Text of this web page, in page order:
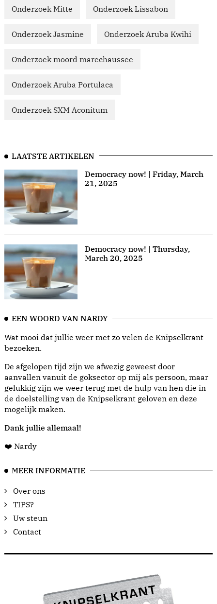
Onderzoek Mitte Onderzoek Lissabon
Onderzoek Jasmine Onderzoek Aruba Kwihi
Onderzoek moord marechaussee
Onderzoek Aruba Portulaca
Onderzoek SXM Aconitum
LAATSTE ARTIKELEN
Democracy now! | Friday, March
21, 2025
Democracy now! | Thursday,
March 20, 2025
EEN WOORD VAN NARDY
Wat mooi dat jullie weer met zo velen de Knipselkrant
bezoeken.
De afgelopen tijd zijn we afwezig geweest door
aanvallen vanuit de goksector op mij als persoon, maar
gelukkig zijn we weer terug met de hulp van hen die in
de doelstelling van de Knipselkrant geloven en deze
mogelijk maken.
Dank jullie allemaal!
❤️ Nardy
MEER INFORMATIE
Over ons
TIPS?
Uw steun
Contact